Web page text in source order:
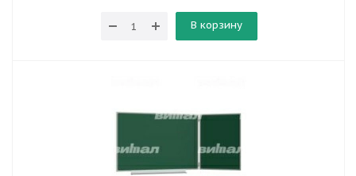
В корзину